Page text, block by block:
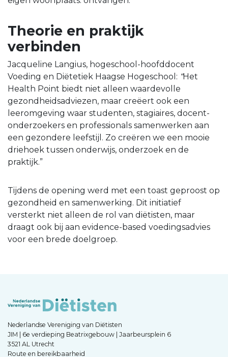
Theorie en praktijk
verbinden
Jacqueline Langius, hogeschool-hoofddocent
Voeding en Diëtetiek Haagse Hogeschool: “Het
Health Point biedt niet alleen waardevolle
gezondheidsadviezen, maar creëert ook een
leeromgeving waar studenten, stagiaires, docent-
onderzoekers en professionals samenwerken aan
een gezondere leefstijl. Zo creëren we een mooie
driehoek tussen onderwijs, onderzoek en de
praktijk.”
Tijdens de opening werd met een toast geproost op
gezondheid en samenwerking. Dit initiatief
versterkt niet alleen de rol van diëtisten, maar
draagt ook bij aan evidence-based voedingsadvies
voor een brede doelgroep.
Nederlandse Vereniging van Diëtisten
JIM | 6e verdieping Beatrixgebouw | Jaarbeursplein 6
3521 AL Utrecht
Route en bereikbaarheid